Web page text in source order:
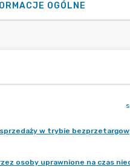
OGÓLNE
w trybie
osoby uprawnione na czas